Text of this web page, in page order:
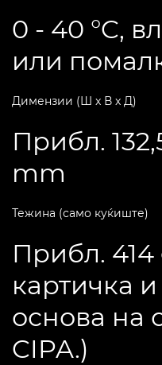
0 - 40 °C,
или
Димензии (Ш x В x Д)
Прибл.
mm
Тежина (само куќиште)
Прибл. 414
картичка
основа на
CIPA.)